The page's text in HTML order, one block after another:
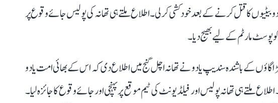
بیٹیوں کا قتل کرنے کے بعد خودکشی کرلی۔ اطلاع ملتے ہی تھانہ کی پولیس جائے وقوع پر
پوسٹ مارٹم کے لیے بھیج دیا۔
گاؤں کے باشندہ سندیپ یادو نے تھانہ اچل گنج میں اطلاع دی کہ اس کے بھائی امت یادو
ملتے ہی تھانہ پولیس اور فیلڈ یونٹ کی ٹیم موقع پر پہنچی اور جائے وقوع کا جائزہ لیا۔